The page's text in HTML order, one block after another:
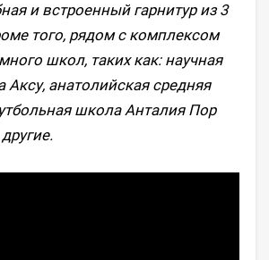
и встроенный гарнитур из 3
того, рядом с комплексом
школ, таких как: научная
Аксу, анатолийская средняя
школа Анталия Пор